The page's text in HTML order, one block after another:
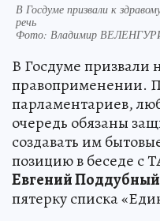
В Госдуме призвали к
речь
Фото: Владимир
В Госдуме призвали
правоприменении.
парламентариев,
очередь обязаны
создавать им
позицию в беседе с
Евгений Поддубный
пятерку списка